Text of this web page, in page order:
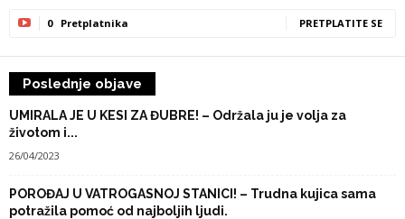
0 Pretplatnika PRETPLATITE SE
Poslednje objave
UMIRALA JE U KESI ZA ĐUBRE! – Održala ju je volja za
životom i...
26/04/2023
POROĐAJ U VATROGASNOJ STANICI! – Trudna kujica sama
potražila pomoć od najboljih ljudi.